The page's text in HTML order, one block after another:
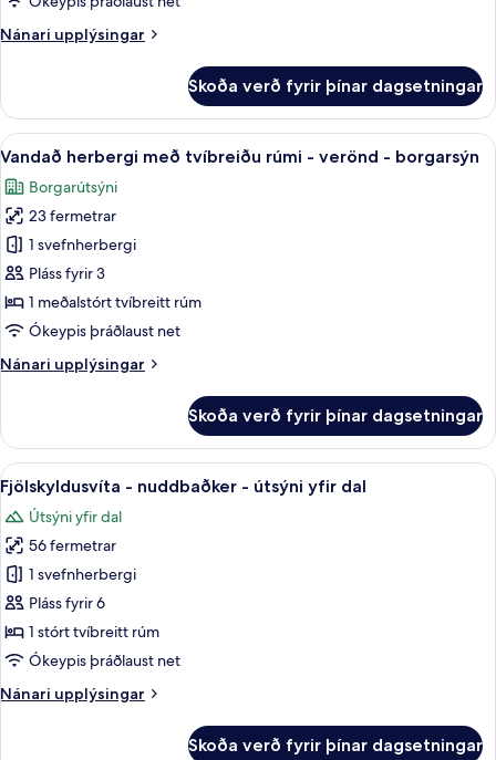
Nánari upplýsingar
Nánari
herbergi
svalir
Skoða verð fyrir þínar dagsetningar
Skoða
allar
myndir
fyrir
Vandað
herbergi
með
tvíbreiðu
-
borgarsýn
Vandað herbergi með tvíbreiðu
8
Vandað herbergi með tvíbreiðu rúmi - verönd - borgarsýn
Borgarútsýni
23 fermetrar
1 svefnherbergi
Pláss fyrir 3
1 meðalstórt tvíbreitt rúm
Ókeypis þráðlaust net
Nánari upplýsingar
Nánari
herbergi
með
tvíbreiðu
rúmi
-
verönd
borgarsýn
Skoða verð fyrir þínar dagsetningar
Skoða
allar
myndir
fyrir
Fjölskyldusvíta
-
nuddbaðker
-
útsýni
yfir
Fjölskyldusvíta - nuddbaðker -
12
Fjölskyldusvíta - nuddbaðker - útsýni yfir dal
Útsýni yfir dal
56 fermetrar
1 svefnherbergi
Pláss fyrir 6
1 stórt tvíbreitt rúm
Ókeypis þráðlaust net
Nánari upplýsingar
Nánari
Skoða verð fyrir þínar dagsetningar